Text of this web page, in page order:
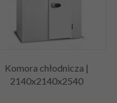
Komora chłodnicza |
2140x2140x2540